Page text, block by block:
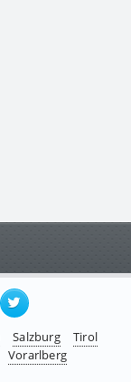
Salzburg
Tirol
Vorarlberg